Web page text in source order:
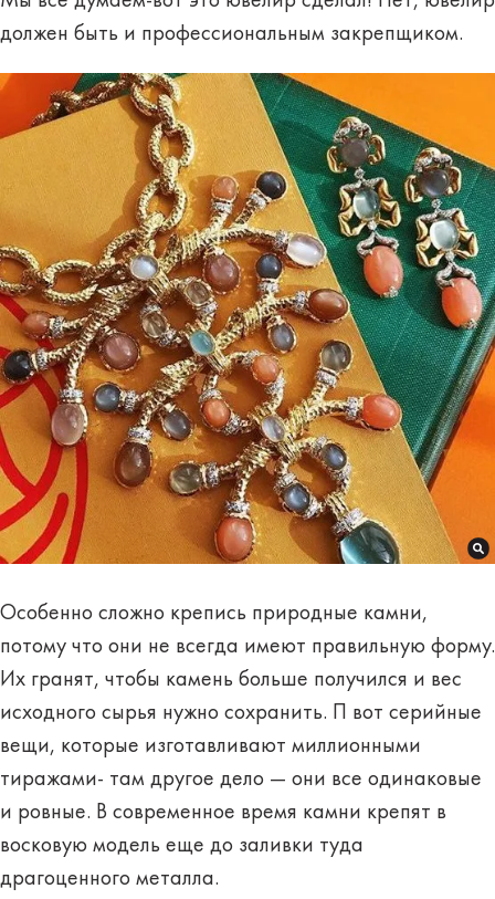
должен быть и профессиональным закрепщиком.
Особенно сложно крепись природные камни,
потому что они не всегда имеют правильную форму.
Их гранят, чтобы камень больше получился и вес
исходного сырья нужно сохранить. П вот серийные
вещи, которые изготавливают миллионными
тиражами- там другое дело — они все одинаковые
и ровные. В современное время камни крепят в
восковую модель еще до заливки туда
драгоценного металла.